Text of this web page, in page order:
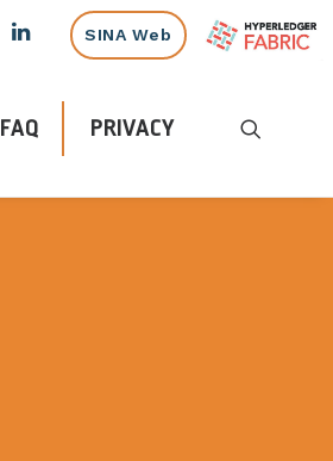
SINA Web
FAQ PRIVACY